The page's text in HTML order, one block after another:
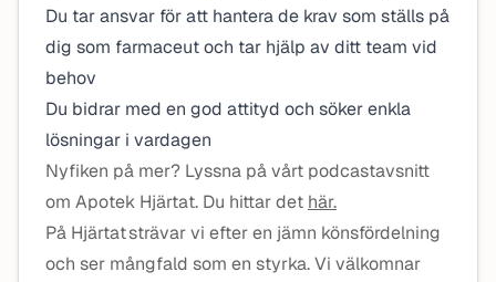
Du tar ansvar för att hantera de krav som ställs på
dig som farmaceut och tar hjälp av ditt team vid
behov
Du bidrar med en god attityd och söker enkla
lösningar i vardagen
Nyfiken på mer? Lyssna på vårt podcastavsnitt
om Apotek Hjärtat. Du hittar det här.
På Hjärtat strävar vi efter en jämn könsfördelning
och ser mångfald som en styrka. Vi välkomnar